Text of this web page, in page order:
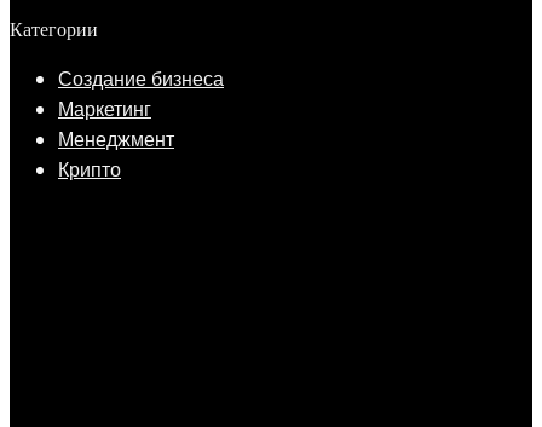
Категории
Создание бизнеса
Маркетинг
Менеджмент
Крипто